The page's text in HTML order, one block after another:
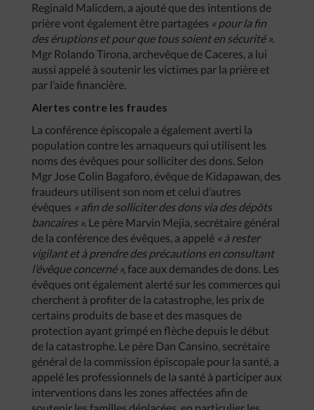
Reginald Malicdem, a ajouté que des intentions de
prière vont également être partagées « pour la fin
des éruptions et pour que tous soient en sécurité ».
Mgr Rolando Tirona, archevêque de Caceres, a lui
aussi appelé à soutenir les victimes par la prière et
par l’aide financière.
Alertes contre les fraudes
La conférence épiscopale a également averti la
population contre les arnaqueurs qui utilisent les
noms des évêques pour solliciter des dons. Selon
Mgr Jose Colin Bagaforo, évêque de Kidapawan, des
fraudeurs utilisent son nom et celui d’autres
évêques « afin de solliciter des dons via des dépôts
bancaires ». Le père Marvin Mejia, secrétaire général
de la conférence des évêques, a appelé « à rester
vigilant et à prendre des précautions en consultant
l’évêque concerné »,face aux demandes de dons. Les
évêques ont également alerté sur les commerces qui
cherchent à profiter de la catastrophe, les prix de
certains produits de base et des masques de
protection ayant grimpé en flèche depuis le début
de la catastrophe. Le père Dan Cansino, secrétaire
général de la commission épiscopale pour la santé, a
appelé les professionnels de la santé à participer aux
interventions dans les zones affectées afin de